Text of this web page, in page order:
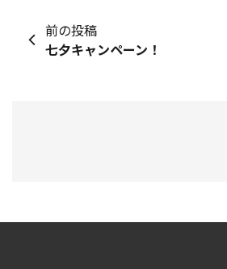
前の投稿
七夕キャンペーン！